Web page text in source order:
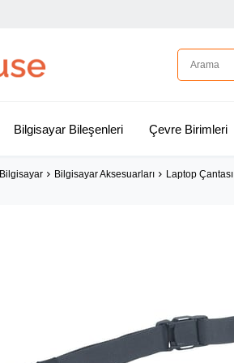
Bilgisayar Bileşenleri Çevre Birimleri
Bilgisayar Bilgisayar Aksesuarları Laptop Çantası